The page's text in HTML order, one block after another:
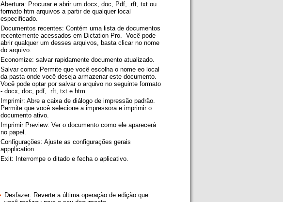
Abertura: Procurar e abrir um docx, doc, Pdf, .rft, txt ou
formato htm arquivos a partir de qualquer local
especificado.
Documentos recentes: Contém uma lista de documentos
recentemente acessados ​​em Dictation Pro. Você pode
abrir qualquer um desses arquivos, basta clicar no nome
do arquivo.
Economize: salvar rapidamente documento atualizado.
Salvar como: Permite que você escolha o nome eo local
da pasta onde você deseja armazenar este documento.
Você pode optar por salvar o arquivo no seguinte formato
- docx, doc, pdf, .rft, txt e htm.
Imprimir: Abre a caixa de diálogo de impressão padrão.
Permite que você selecione a impressora e imprimir o
documento ativo.
Imprimir Preview: Ver o documento como ele aparecerá
no papel.
Configurações: Ajuste as configurações gerais
appplication.
Exit: Interrompe o ditado e fecha o aplicativo.
Desfazer: Reverte a última operação de edição que